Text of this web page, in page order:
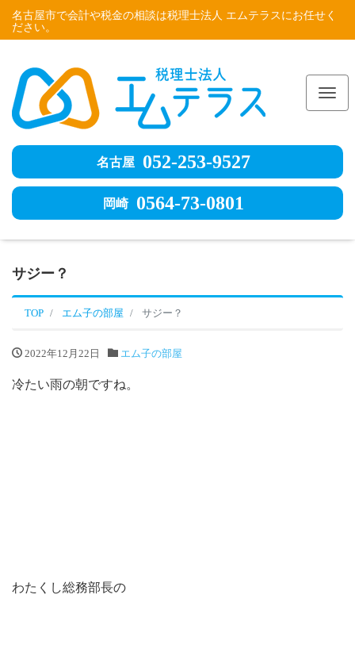
名古屋市で会計や税金の相談は税理士法人 エムテラスにお任せく
ださい。
名古屋 052-253-9527
岡崎 0564-73-0801
サジー？
TOP エム子の部屋 サジー？
2022年12月22日 エム子の部屋
冷たい雨の朝ですね。
わたくし総務部長の